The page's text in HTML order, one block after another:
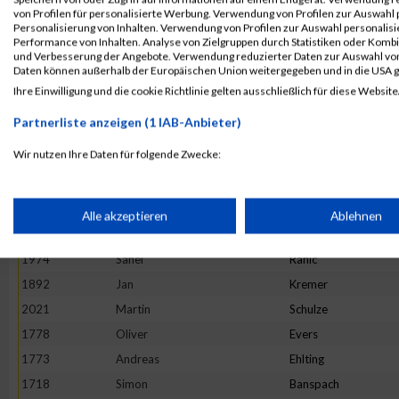
2078
Christian Wagner
1906
Dominik Laux
1728
Marcel Beilstein
1810
Christoph Goedtel
1729
Jan
Markus
1991
Martin Robrecht
1974
Sanel Rahic
1892
Jan Kremer
2021
Martin Schulze
1778
Oliver Evers
1773
Andreas Ehlting
1718
Simon Banspach
von Profilen für personalisierte Werbung. Verwendung von Profilen zur
Personalisierung von Inhalten. Verwendung von Profilen zur Auswahl
Performance von Inhalten. Analyse von Zielgruppen durch Statistiken oder
und Verbesserung der Angebote. Verwendung reduzierter Daten zur Auswahl
Daten können außerhalb der Europäischen Union weitergegeben und in die USA
Ihre Einwilligung und die cookie Richtlinie gelten ausschließlich für diese
Partnerliste anzeigen (1 IAB-Anbieter)
Wir nutzen Ihre Daten für folgende Zwecke:
Speichern von oder Zugriff auf Informationen auf einem
Verwendung reduzierter Daten zur Auswahl von Werbeanzeigen
Verwendung von Profilen zur Auswahl personalisierter Werbung
Alle akzeptieren Ablehnen